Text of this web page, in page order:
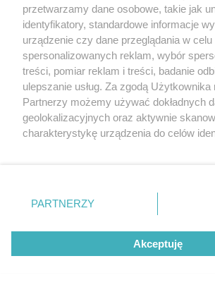
kadrze. Kiedy gwiazdor
karierę?
Aukcja piłki Maradony z
przetwarzamy dane osobowe, takie jak
identyfikatory, standardowe informacje
urządzenie czy dane przeglądania w
spersonalizowanych reklam, wybór
treści, pomiar reklam i treści, badanie
ulepszanie usług. Za zgodą Użytkownika
Partnerzy możemy używać dokładnych
geolokalizacyjnych oraz aktywnie
charakterystykę urządzenia do celów
zmienić/wycofać klikając przycisk
znajdujący się w lewym dolnym rogu
rodzaje przetwarzania danych nie
użytkownika, ale masz prawo sprzeciwić
przetwarzaniu. Preferencje będą miały
PARTNERZY
Akceptuję